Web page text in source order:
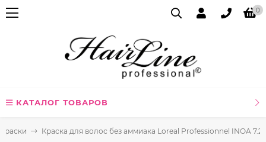
0
КАТАЛОГ ТОВАРОВ
Краски Краска для волос без аммиака Loreal Professionnel INOA